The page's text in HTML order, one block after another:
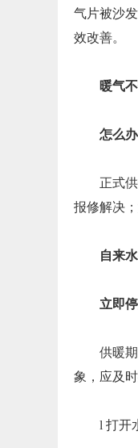
气片被沙
效改善。
暖气
怎么
正式
报修解决
自来
立即停
供暖
象，应及时
l 打开